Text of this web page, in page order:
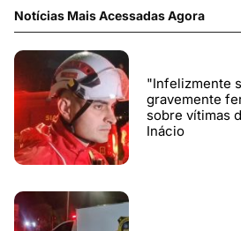
Notícias Mais Acessadas Agora
"Infelizmente
gravemente
sobre vítimas
Inácio